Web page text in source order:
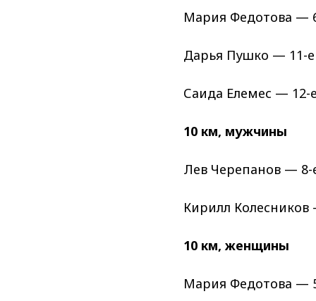
Мария Федотова —
Дарья Пушко — 11-
Саида Елемес — 12-
10 км, мужчины
Лев Черепанов — 8-
Кирилл
10 км, женщины
Мария Федотова —